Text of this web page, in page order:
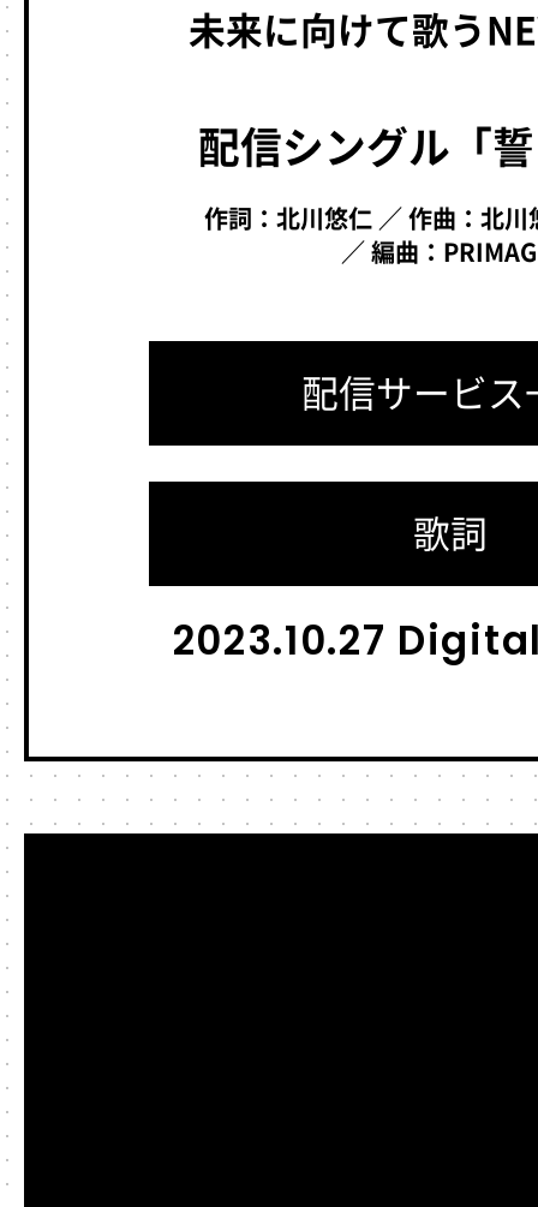
未来に向けて歌う
配信シングル「
作詞：北川悠仁 ／ 作曲：北川
／ 編曲：
配信サービス
歌詞
2023.10.27